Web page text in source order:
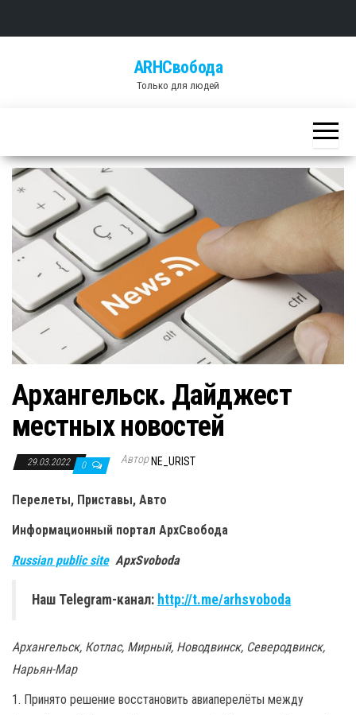
ARHСвобода
Только для людей
Архангельск. Дайджест
местных новостей
29.03.2022 0 Автор NE_URIST
Перелеты, Приставы, Авто
Информационный портал АрхСвобода
Russian public siteApxSvoboda
Наш Telegram-канал: http://t.me/arhsvoboda
Архангельск, Котлас, Мирный, Новодвинск, Северодвинск,
Нарьян-Мар
1. Принято решение восстановить авиаперелёты между